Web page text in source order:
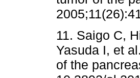
11. Saigo C,
Yasuda I, et
of the